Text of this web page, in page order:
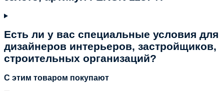
Есть ли у вас специальные условия для
дизайнеров интерьеров, застройщиков,
строительных организаций?
C этим товаром покупают